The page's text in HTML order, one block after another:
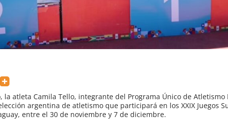
la atleta Camila Tello, integrante del Programa Único de Atletismo
argentina de atletismo que participará en los XXIX Juegos
entre el 30 de noviembre y 7 de diciembre.